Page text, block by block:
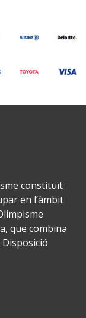
constituït
en l’àmbit
que combina
Disposició